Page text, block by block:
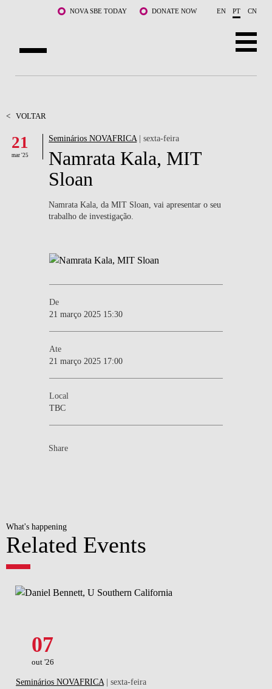
Saltar para o conteúdo principalNOVA SBE TODAY DONATE NOW EN PT CN
DOCENTES E INVESTIGAÇÃO
COMUNIDADE
< VOLTAR
21
mar '25
Seminários NOVAFRICA| sexta-feira
Namrata Kala, MIT
Sloan
Namrata Kala, da MIT Sloan, vai apresentar o seu
trabalho de investigação.
De
21 março 2025 15:30
Ate
21 março 2025 17:00
Local
TBC
Share
What's happening
Related Events
07
out '26
Seminários NOVAFRICA | sexta-feira